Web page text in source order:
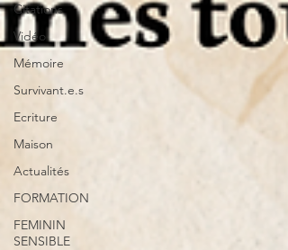
Citations
Vidéo
Mémoire
Survivant.e.s
Ecriture
Maison
Actualités
FORMATION
FEMININ
SENSIBLE